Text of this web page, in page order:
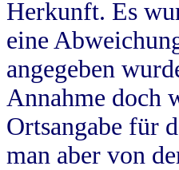
Herkunft. Es
eine
angegeben
Annahme doch
Ortsangabe für
man aber von